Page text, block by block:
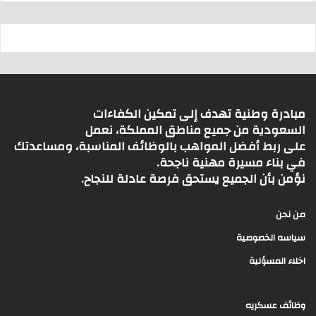
مبادرة وطنية تهدف إلى تمكين الكفاءات
السعودية من جميع مناطق المملكة، نعمل
على ربط أفضل المواهب بالوظائف المناسبة، ومساعدتك
في بناء مسيرة مهنية ناجحة.
نؤمن بأن الجميع يستحق فرصة عادلة للنجاح.
من نحن
سياسه الخصوصية
اخلاء المسؤلية
وظائف عسكريه